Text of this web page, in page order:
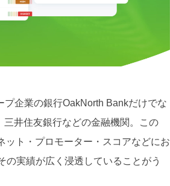
企業の銀行OakNorth Bankだけでな
井住友銀行などの金融機関。この
ット・プロモーター・スコアなどにお
の実績が広く浸透していることがう